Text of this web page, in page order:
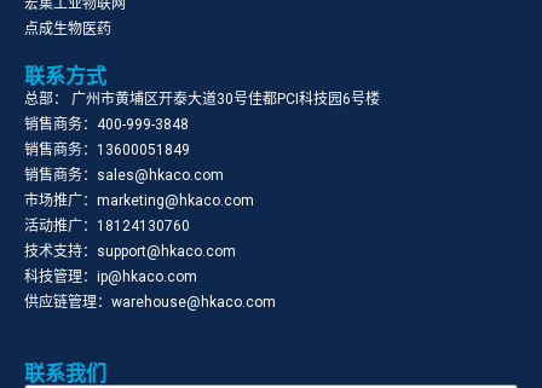
宏集工业物联网
点成生物医药
联系方式
总部： 广州市黄埔区开泰大道30号佳都PCI科技园6号楼
销售商务：400-999-3848
销售商务：13600051849
销售商务：sales@hkaco.com
市场推广：marketing@hkaco.com
活动推广：18124130760
技术支持：support@hkaco.com
科技管理：ip@hkaco.com
供应链管理：warehouse@hkaco.com
联系我们